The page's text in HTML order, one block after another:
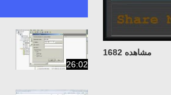
مشاهده 1682
26:02